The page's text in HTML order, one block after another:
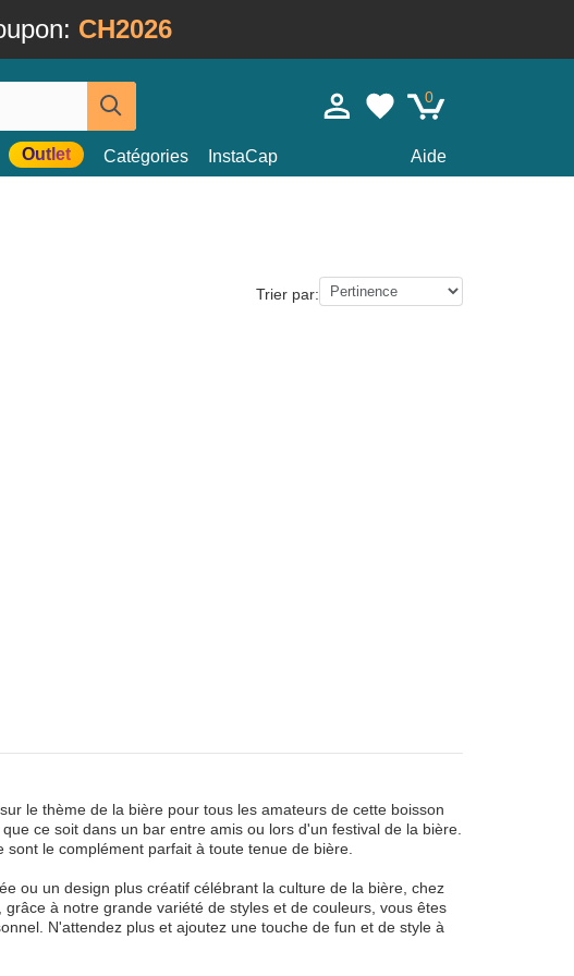
CH2026
0
Outlet Catégories InstaCap Aide
Trier par:
le thème de la bière pour tous les amateurs de cette boisson
ce soit dans un bar entre amis ou lors d'un festival de la bière.
le complément parfait à toute tenue de bière.
ou un design plus créatif célébrant la culture de la bière, chez
à notre grande variété de styles et de couleurs, vous êtes
N'attendez plus et ajoutez une touche de fun et de style à